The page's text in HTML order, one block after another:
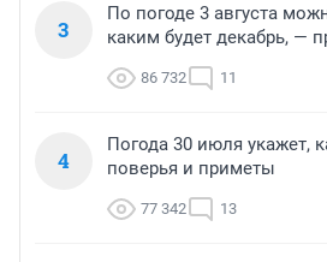
3
По погоде 3 августа
каким будет декабрь, —
86 732 11
4
Погода 30 июля укажет,
поверья и приметы
77 342 13